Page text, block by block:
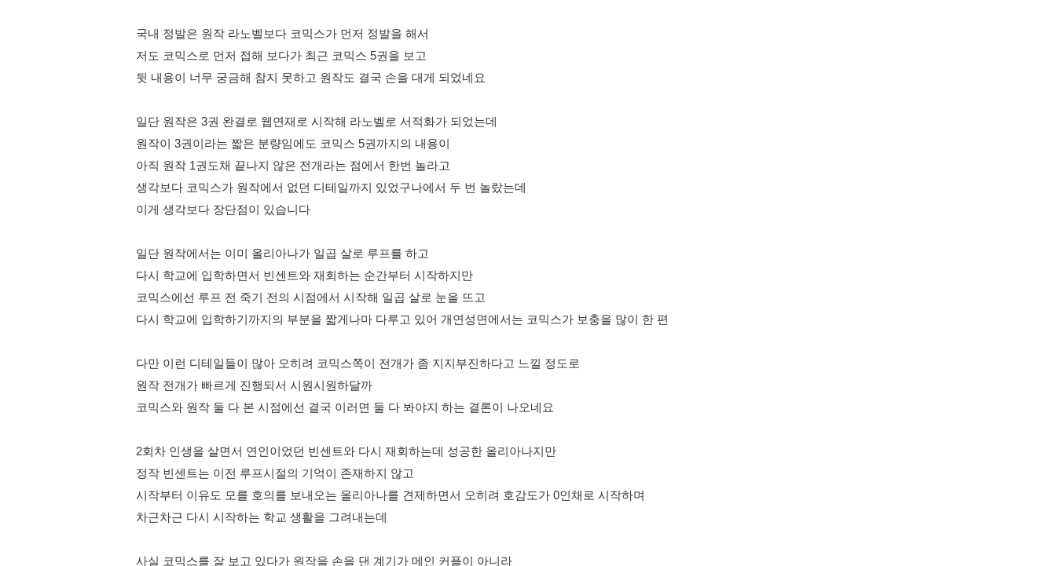
국내 정발은 원작 라노벨보다 코믹스가 먼저 정발을 해서
저도 코믹스로 먼저 접해 보다가 최근 코믹스 5권을 보고
뒷 내용이 너무 궁금해 참지 못하고 원작도 결국 손을 대게 되었네요
일단 원작은 3권 완결로 웹연재로 시작해 라노벨로 서적화가 되었는데
원작이 3권이라는 짧은 분량임에도 코믹스 5권까지의 내용이
아직 원작 1권도채 끝나지 않은 전개라는 점에서 한번 놀라고
생각보다 코믹스가 원작에서 없던 디테일까지 있었구나에서 두 번 놀랐는데
이게 생각보다 장단점이 있습니다
일단 원작에서는 이미 올리아나가 일곱 살로 루프를 하고
다시 학교에 입학하면서 빈센트와 재회하는 순간부터 시작하지만
코믹스에선 루프 전 죽기 전의 시점에서 시작해 일곱 살로 눈을 뜨고
다시 학교에 입학하기까지의 부분을 짧게나마 다루고 있어 개연성면에서는 코믹스가 보충을 많이 한 편
다만 이런 디테일들이 많아 오히려 코믹스쪽이 전개가 좀 지지부진하다고 느낄 정도로
원작 전개가 빠르게 진행되서 시원시원하달까
코믹스와 원작 둘 다 본 시점에선 결국 이러면 둘 다 봐야지 하는 결론이 나오네요
2회차 인생을 살면서 연인이었던 빈센트와 다시 재회하는데 성공한 올리아나지만
정작 빈센트는 이전 루프시절의 기억이 존재하지 않고
시작부터 이유도 모를 호의를 보내오는 올리아나를 견제하면서 오히려 호감도가 0인채로 시작하며
차근차근 다시 시작하는 학교 생활을 그려내는데
사실 코믹스를 잘 보고 있다가 원작을 손을 댄 계기가 메인 커플이 아니라